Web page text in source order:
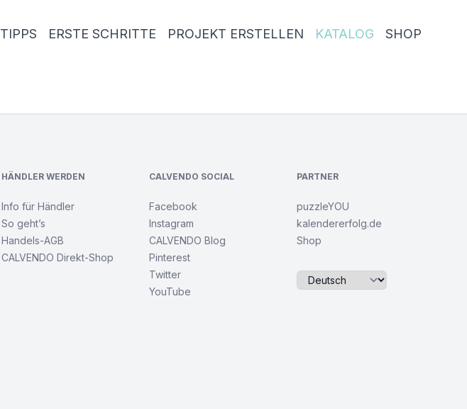
TIPPS ERSTE SCHRITTE PROJEKT ERSTELLEN KATALOG SHOP
HÄNDLER WERDEN
Info für Händler
So geht’s
Handels-AGB
CALVENDO Direkt-Shop
CALVENDO SOCIAL
Facebook
Instagram
CALVENDO Blog
Pinterest
Twitter
YouTube
PARTNER
puzzleYOU
kalendererfolg.de
Shop